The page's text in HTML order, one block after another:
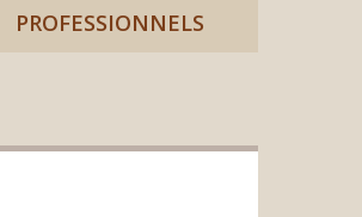
PROFESSIONNELS